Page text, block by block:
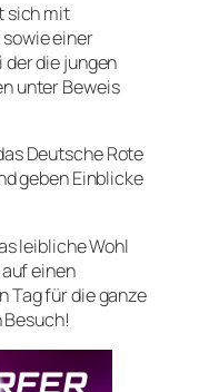
sich mit
einer
die jungen
unter Beweis
Deutsche Rote
geben Einblicke
leibliche Wohl
einen
Tag für die ganze
Besuch!